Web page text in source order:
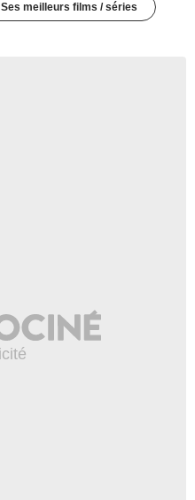
Ses meilleurs films / séries